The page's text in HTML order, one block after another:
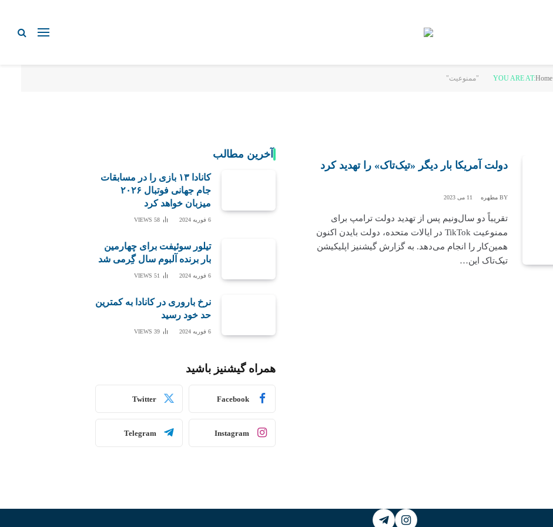
YOU ARE AT:Home
دولت آمریکا بار دیگر «تیک‌تاک» را تهدید کرد
BY مطهره 11 می 2023
تقریباً دو سال‌و‌نیم پس از تهدید دولت ترامپ برای
ممنوعیت TikTok در ایالات متحده، دولت بایدن اکنون
همین‌کار را انجام می‌دهد. به گزارش گیشنیز اپلیکیشن
تیک‌تاک این…
آخرین مطالب
کانادا ۱۳ بازی را در مسابقات
جام جهانی فوتبال ۲۰۲۶
میزبان خواهد کرد
6 فوریه 2024 58
VIEWS
تیلور سوئیفت برای چهارمین
بار برنده آلبوم سال گِرمی شد
6 فوریه 2024 51
VIEWS
نرخ باروری در کانادا به کمترین
حد خود رسید
6 فوریه 2024 39
VIEWS
همراه گیشنیز باشید
Facebook
Twitter
Instagram
Telegram
Instagram
Telegram